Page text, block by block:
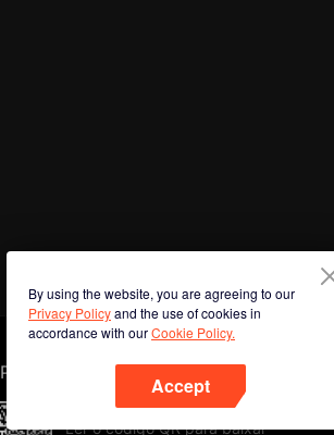
By using the website, you are agreeing to our
Privacy Policyand the use of cookies in
accordance with ourCookie Policy.
Accept
Phone
Ler o código QR para baixar